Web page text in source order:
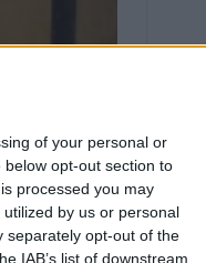
of your personal or
opt-out section to
processed you may
by us or personal
separately opt-out of the
IAB’s list of downstream